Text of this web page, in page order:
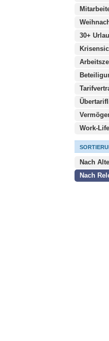
30+
Work-
Nach
Nach